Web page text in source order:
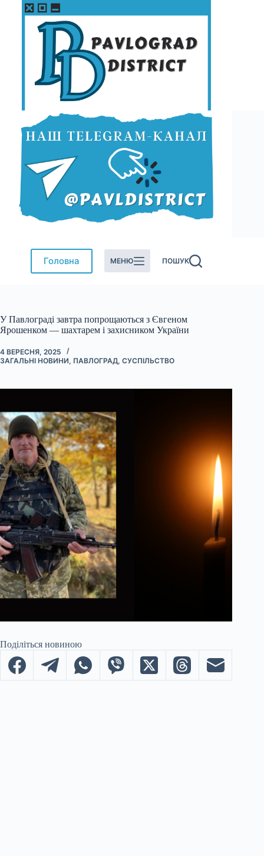
Перейти
Головна МЕНЮ ПОШУК
У Павлограді завтра попрощаються з Євгеном
Ярошенком — шахтарем і захисником України
4 ВЕРЕСНЯ, 2025
ЗАГАЛЬНІ НОВИНИ, ПАВЛОГРАД, СУСПІЛЬСТВО
Поділіться новиною